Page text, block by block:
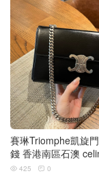
賽琳Triomphe凱旋
錢 香港南區石澳
IOMPHE
 425  0